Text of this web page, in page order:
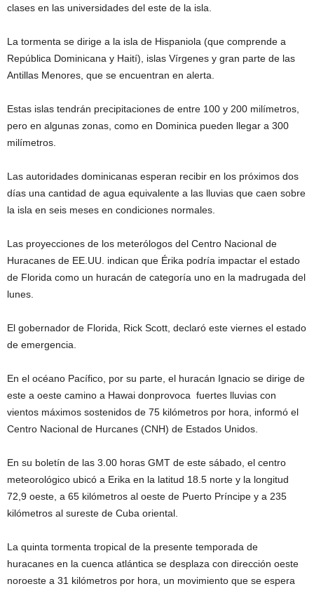
clases en las universidades del este de la isla.
La tormenta se dirige a la isla de Hispaniola (que comprende a
República Dominicana y Haití), islas Vírgenes y gran parte de las
Antillas Menores, que se encuentran en alerta.
Estas islas tendrán precipitaciones de entre 100 y 200 milímetros,
pero en algunas zonas, como en Dominica pueden llegar a 300
milímetros.
Las autoridades dominicanas esperan recibir en los próximos dos
días una cantidad de agua equivalente a las lluvias que caen sobre
la isla en seis meses en condiciones normales.
Las proyecciones de los meterólogos del Centro Nacional de
Huracanes de EE.UU. indican que Érika podría impactar el estado
de Florida como un huracán de categoría uno en la madrugada del
lunes.
El gobernador de Florida, Rick Scott, declaró este viernes el estado
de emergencia.
En el océano Pacífico, por su parte, el huracán Ignacio se dirige de
este a oeste camino a Hawai donprovoca fuertes lluvias con
vientos máximos sostenidos de 75 kilómetros por hora, informó el
Centro Nacional de Hurcanes (CNH) de Estados Unidos.
En su boletín de las 3.00 horas GMT de este sábado, el centro
meteorológico ubicó a Erika en la latitud 18.5 norte y la longitud
72,9 oeste, a 65 kilómetros al oeste de Puerto Príncipe y a 235
kilómetros al sureste de Cuba oriental.
La quinta tormenta tropical de la presente temporada de
huracanes en la cuenca atlántica se desplaza con dirección oeste
noroeste a 31 kilómetros por hora, un movimiento que se espera